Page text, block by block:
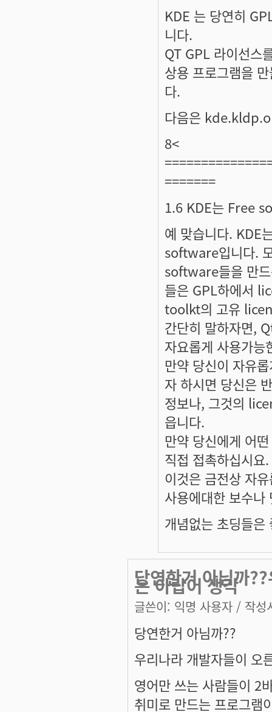
KDE 는 당연히
니다.
QT GPL 라이선스
상용 프로그램을
다.
다음은
8<
=======
1.6 KDE는 Free
예 맞습니다.
software입니다.
software들을 만드
들은 GPL하에서
toolkt의 고유
간단히 말하자면,
자요롭게 사용가
만약 당신이 자유
자 하시면 당신은
정보나, 그것의
읍니다.
만약 당신에게 어
직접 접촉하십시요.
이것은 금전상 자
사용에대한 보수나
개념없는 초딩들
당연한거 아님까
는 아랍어 생각
글쓴이: 익명 사용자 / 작성
당연한거 아님까??
우리나라 개발자들이 오
영어만 쓰는 사람들이 2
취미로 만드는 프로그램